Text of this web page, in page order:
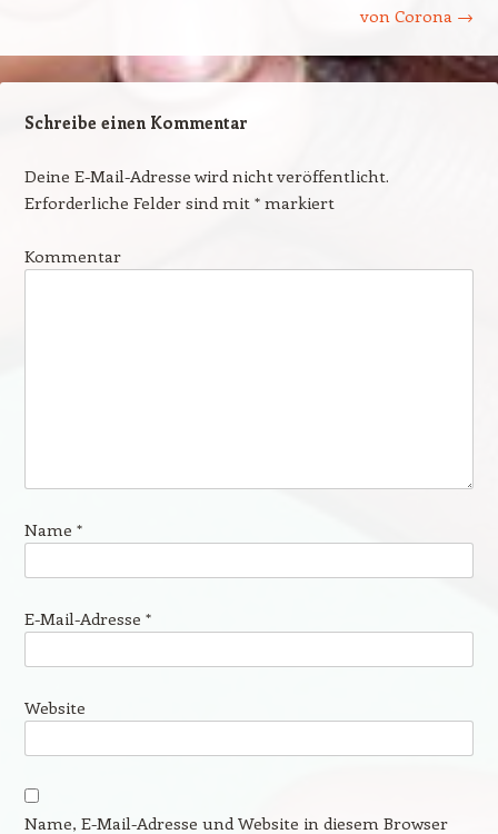
von Corona →
Schreibe einen Kommentar
Deine E-Mail-Adresse wird nicht veröffentlicht.
Erforderliche Felder sind mit *markiert
Kommentar
Name *
E-Mail-Adresse *
Website
Name, E-Mail-Adresse und Website in diesem Browser